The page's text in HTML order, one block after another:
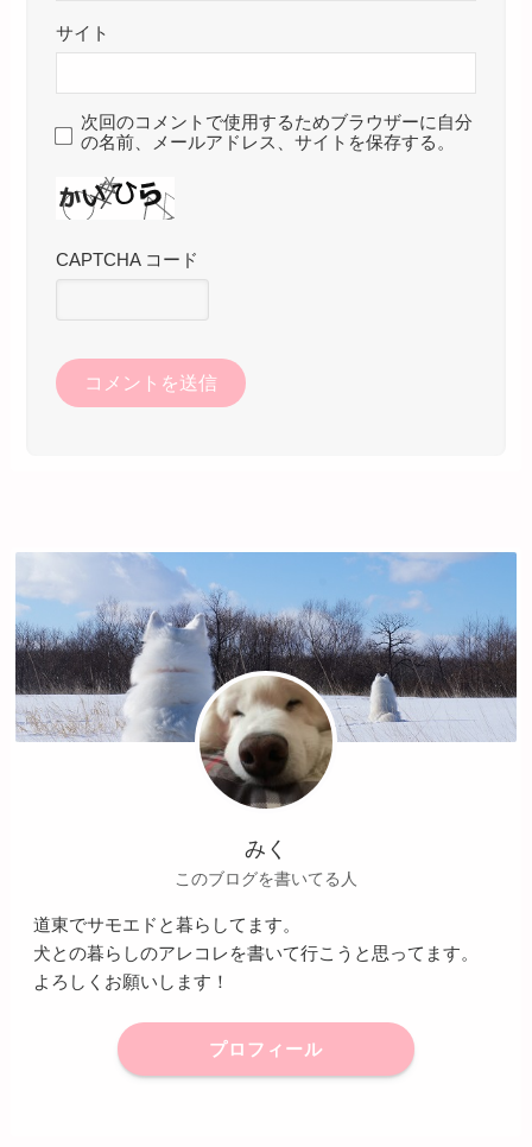
サイト
次回のコメントで使用するためブラウザーに自分
の名前、メールアドレス、サイトを保存する。
CAPTCHA コード
みく
このブログを書いてる人
道東でサモエドと暮らしてます。
犬との暮らしのアレコレを書いて行こうと思ってます。
よろしくお願いします！
プロフィール